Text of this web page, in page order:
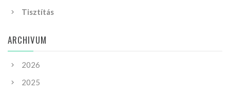
Tisztítás
ARCHIVUM
2026
2025